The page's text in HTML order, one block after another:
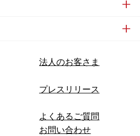
法人のお客さま
プレスリリース
よくあるご質問
お問い合わせ